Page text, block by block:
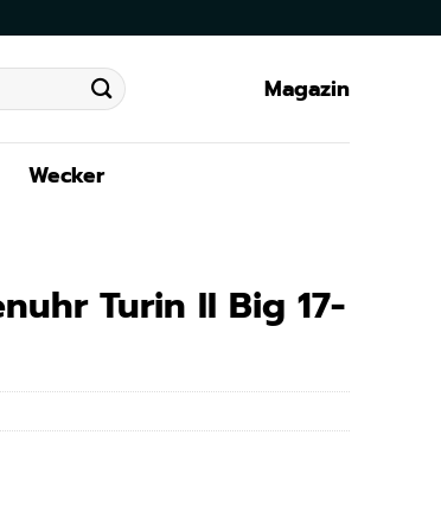
Magazin
Wecker
Turin II Big 17-